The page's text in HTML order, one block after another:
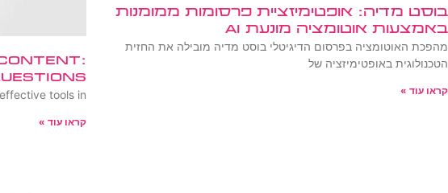
בוסט מדיה: אופטימיזציית פרסומות ממומנות
באמצעות אוטומציה מונעת AI
מהפכת האוטומציה בפרסום הדיגיטלי בוסט מדיה מובילה את החזית
הטכנולוגית באופטימיזציה של
קראו עוד » tools in
קראו עוד »